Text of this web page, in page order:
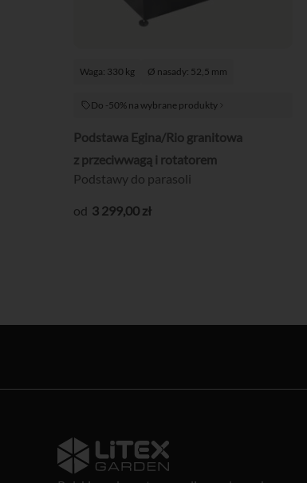
Waga: 330 kg Ø nasady: 52,5 mm
Do -50% na wybrane produkty
Podstawa Egina/Rio granitowa
z przeciwwagą i rotatorem
Podstawy do parasoli
3 299,00 zł